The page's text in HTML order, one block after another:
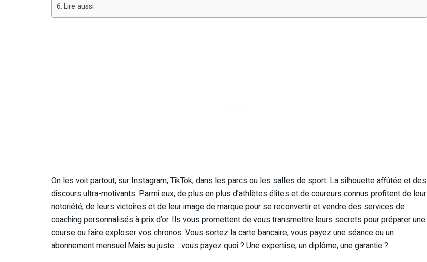
Lire aussi
On les voit partout, sur Instagram, TikTok, dans les parcs ou les salles de sport. La silhouette affûtée et des
discours ultra-motivants. Parmi eux, de plus en plus d’athlètes élites et de coureurs connus profitent de leur
notoriété, de leurs victoires et de leur image de marque pour se reconvertir et vendre des services de
coaching personnalisés à prix d’or. Ils vous promettent de vous transmettre leurs secrets pour préparer une
course ou faire exploser vos chronos. Vous sortez la carte bancaire, vous payez une séance ou un
abonnement mensuel.Mais au juste… vous payez quoi ? Une expertise, un diplôme, une garantie ?